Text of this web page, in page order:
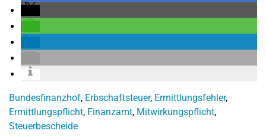
Bundesfinanzhof, Erbschaftsteuer, Ermittlungsfehler,
Ermittlungspflicht, Finanzamt, Mitwirkungspflicht,
Steuerbescheide